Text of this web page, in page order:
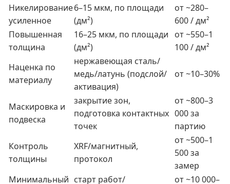
Никелирование
усиленное
6–15 мкм, по площади
(дм²)
от ~280–
600 / дм²
Повышенная
толщина
16–25 мкм, по площади
(дм²)
от ~550–1
100 / дм²
Наценка по
материалу
нержавеющая сталь/
медь/латунь (подслой/
активация)
от ~10–30%
Маскировка и
подвеска
закрытие зон,
подготовка контактных
точек
от ~800–3
000 за
партию
Контроль
толщины
XRF/магнитный,
протокол
от ~500–1
500 за
замер
Минимальный старт работ/ от ~10 000–